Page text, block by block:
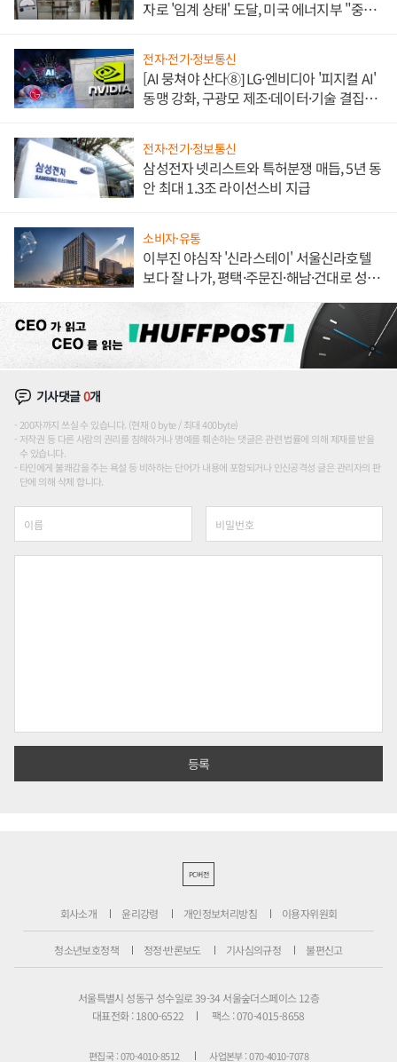
자로 '임계 상태' 도달, 미국 에너지부 "중요
전자·전기·정보통신
[AI 뭉쳐야 산다⑧] LG·엔비디아 '피지컬 AI'
동맹 강화, 구광모 제조·데이터·기술 결집
전자·전기·정보통신
삼성전자 넷리스트와 특허분쟁 매듭, 5년 동
안 최대 1.3조 라이선스비 지급
소비자·유통
이부진 야심작 '신라스테이' 서울신라호텔
보다 잘 나가, 평택·주문진·해남·건대로 성
기사댓글0개
200자까지 쓰실 수 있습니다. (현재 0 byte / 최대 400byte)
저작권 등 다른 사람의 권리를 침해하거나 명예를 훼손하는 댓글은 관련 법률에 의해 제재를 받을
수 있습니다.
타인에게 불쾌감을 주는 욕설 등 비하하는 단어가 내용에 포함되거나 인신공격성 글은 관리자의 판
단에 의해 삭제 합니다.
PC버전
회사소개 윤리강령 개인정보처리방침 이용자위원회
청소년보호정책 정정·반론보도 기사심의규정 불편신고
서울특별시 성동구 성수일로 39-34 서울숲더스페이스 12층
대표전화 : 1800-6522
팩스 : 070-4015-8658
편집국 : 070-4010-8512 사업본부 : 070-4010-7078